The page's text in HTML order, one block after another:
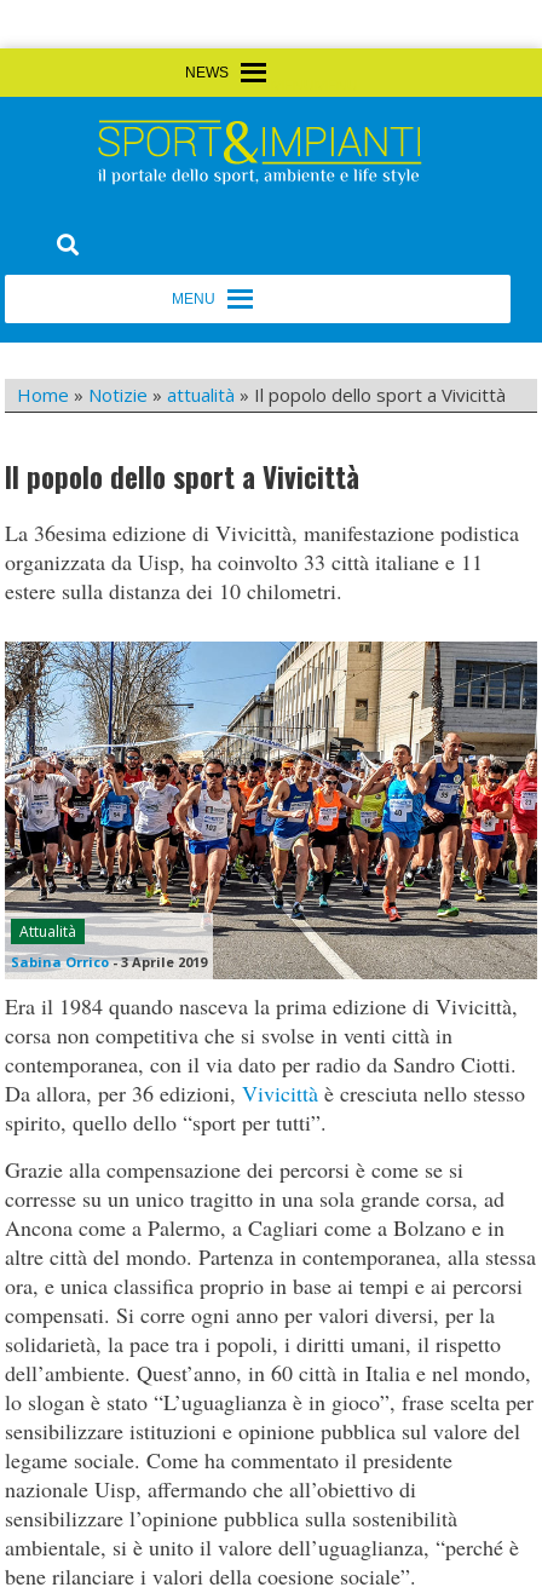
to
Sport&Impianti
Home » Notizie »attualità » Il popolo dello sport a Vivicittà
Il popolo dello sport a Vivicittà
La 36esima edizione di Vivicittà, manifestazione podistica
organizzata da Uisp, ha coinvolto 33 città italiane e 11
estere sulla distanza dei 10 chilometri.
Attualità
Sabina Orrico-3 Aprile 2019
Era il 1984 quando nasceva la prima edizione di Vivicittà,
corsa non competitiva che si svolse in venti città in
contemporanea, con il via dato per radio da Sandro Ciotti.
Da allora, per 36 edizioni,Vivicittà è cresciuta nello stesso
spirito, quello dello “sport per tutti”.
Grazie alla compensazione dei percorsi è come se si
corresse su un unico tragitto in una sola grande corsa, ad
Ancona come a Palermo, a Cagliari come a Bolzano e in
altre città del mondo. Partenza in contemporanea, alla stessa
ora, e unica classifica proprio in base ai tempi e ai percorsi
compensati. Si corre ogni anno per valori diversi, per la
solidarietà, la pace tra i popoli, i diritti umani, il rispetto
dell’ambiente. Quest’anno, in 60 città in Italia e nel mondo,
lo slogan è stato “L’uguaglianza è in gioco”, frase scelta per
sensibilizzare istituzioni e opinione pubblica sul valore del
legame sociale. Come ha commentato il presidente
nazionale Uisp, affermando che all’obiettivo di
sensibilizzare l’opinione pubblica sulla sostenibilità
ambientale, si è unito il valore dell’uguaglianza, “perché è
bene rilanciare i valori della coesione sociale”.